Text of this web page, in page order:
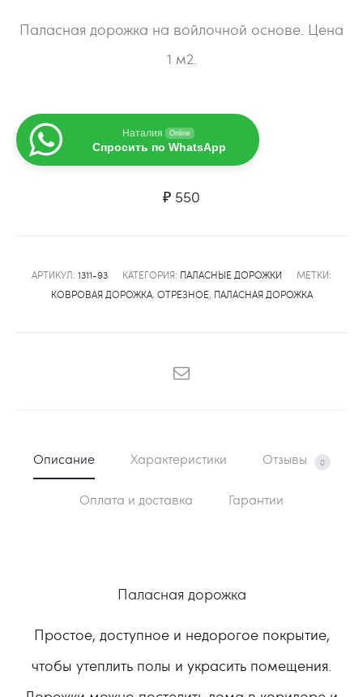
Паласная дорожка на войлочной основе. Цена
1 м2.
Наталия Online
Спросить по WhatsApp
₽ 550
АРТИКУЛ: 1311-93 КАТЕГОРИЯ: ПАЛАСНЫЕ ДОРОЖКИ
МЕТКИ:
КОВРОВАЯ ДОРОЖКА, ОТРЕЗНОЕ, ПАЛАСНАЯ ДОРОЖКА
SHARE
Описание Характеристики Отзывы 0
Оплата и доставка Гарантии
Паласная дорожка
Простое, доступное и недорогое покрытие,
чтобы утеплить полы и украсить помещения.